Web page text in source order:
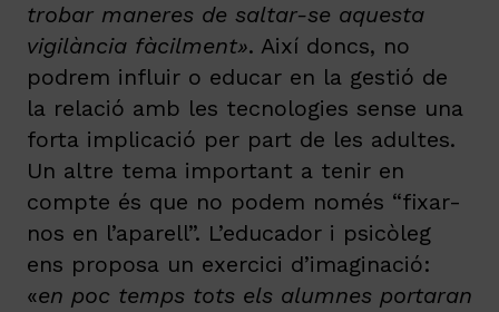
trobar maneres de saltar-se aquesta
vigilància fàcilment». Així doncs, no
podrem influir o educar en la gestió de
la relació amb les tecnologies sense una
forta implicació per part de les adultes.
Un altre tema important a tenir en
compte és que no podem només “fixar-
nos en l’aparell”. L’educador i psicòleg
ens proposa un exercici d’imaginació:
«en poc temps tots els alumnes portaran